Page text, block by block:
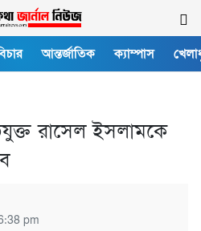
আন্তর্জাতিক ক্যাম্পাস
রাসেল ইসলামকে
pm